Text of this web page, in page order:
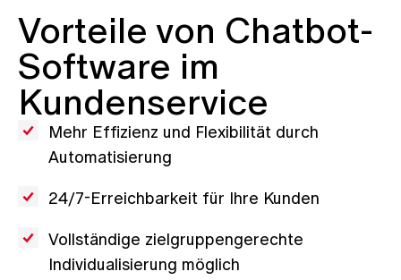
Vorteile von Chatbot-
Software im
Kundenservice
Mehr Effizienz und Flexibilität durch
Automatisierung
24/7-Erreichbarkeit für Ihre Kunden
Vollständige zielgruppengerechte
Individualisierung möglich